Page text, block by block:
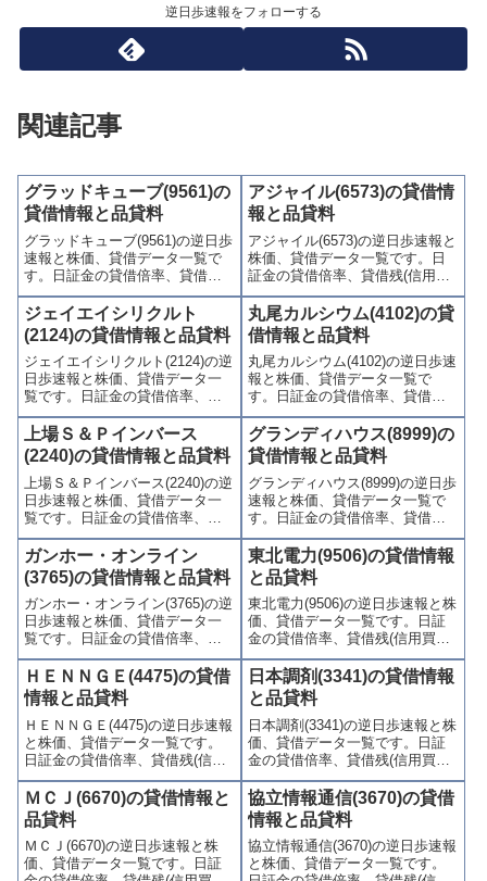
逆日歩速報をフォローする
関連記事
グラッドキューブ(9561)の
貸借情報と品貸料
グラッドキューブ(9561)の逆日歩
速報と株価、貸借データ一覧で
す。日証金の貸借倍率、貸借残
(信用買残、信用売残)、品貸料
(逆日歩)、東証の週末残高、規制
(注意喚起・申込停止)など、空売
り関連情報を集計し、図解でわ
かりやすくまとめて掲載してい
ます。
アジャイル(6573)の貸借情
報と品貸料
アジャイル(6573)の逆日歩速報と
株価、貸借データ一覧です。日
証金の貸借倍率、貸借残(信用買
残、信用売残)、品貸料(逆日
歩)、東証の週末残高、規制(注意
喚起・申込停止)など、空売り関
連情報を集計し、図解でわかり
やすくまとめて掲載していま
す。
ジェイエイシリクルト
(2124)の貸借情報と品貸料
ジェイエイシリクルト(2124)の逆
日歩速報と株価、貸借データ一
覧です。日証金の貸借倍率、貸
借残(信用買残、信用売残)、品貸
料(逆日歩)、東証の週末残高、規
制(注意喚起・申込停止)など、空
売り関連情報を集計し、図解で
わかりやすくまとめて掲載して
います。
丸尾カルシウム(4102)の貸
借情報と品貸料
丸尾カルシウム(4102)の逆日歩速
報と株価、貸借データ一覧で
す。日証金の貸借倍率、貸借残
(信用買残、信用売残)、品貸料
(逆日歩)、東証の週末残高、規制
(注意喚起・申込停止)など、空売
り関連情報を集計し、図解でわ
かりやすくまとめて掲載してい
ます。
上場Ｓ＆Ｐインバース
(2240)の貸借情報と品貸料
上場Ｓ＆Ｐインバース(2240)の逆
日歩速報と株価、貸借データ一
覧です。日証金の貸借倍率、貸
借残(信用買残、信用売残)、品貸
料(逆日歩)、東証の週末残高、規
制(注意喚起・申込停止)など、空
売り関連情報を集計し、図解で
わかりやすくまとめて掲載して
います。
グランディハウス(8999)の
貸借情報と品貸料
グランディハウス(8999)の逆日歩
速報と株価、貸借データ一覧で
す。日証金の貸借倍率、貸借残
(信用買残、信用売残)、品貸料
(逆日歩)、東証の週末残高、規制
(注意喚起・申込停止)など、空売
り関連情報を集計し、図解でわ
かりやすくまとめて掲載してい
ます。
ガンホー・オンライン
(3765)の貸借情報と品貸料
ガンホー・オンライン(3765)の逆
日歩速報と株価、貸借データ一
覧です。日証金の貸借倍率、貸
借残(信用買残、信用売残)、品貸
料(逆日歩)、東証の週末残高、規
制(注意喚起・申込停止)など、空
売り関連情報を集計し、図解で
わかりやすくまとめて掲載して
います。
東北電力(9506)の貸借情報
と品貸料
東北電力(9506)の逆日歩速報と株
価、貸借データ一覧です。日証
金の貸借倍率、貸借残(信用買
残、信用売残)、品貸料(逆日
歩)、東証の週末残高、規制(注意
喚起・申込停止)など、空売り関
連情報を集計し、図解でわかり
やすくまとめて掲載していま
す。
ＨＥＮＮＧＥ(4475)の貸借
情報と品貸料
ＨＥＮＮＧＥ(4475)の逆日歩速報
と株価、貸借データ一覧です。
日証金の貸借倍率、貸借残(信用
買残、信用売残)、品貸料(逆日
歩)、東証の週末残高、規制(注意
喚起・申込停止)など、空売り関
連情報を集計し、図解でわかり
やすくまとめて掲載していま
す。
日本調剤(3341)の貸借情報
と品貸料
日本調剤(3341)の逆日歩速報と株
価、貸借データ一覧です。日証
金の貸借倍率、貸借残(信用買
残、信用売残)、品貸料(逆日
歩)、東証の週末残高、規制(注意
喚起・申込停止)など、空売り関
連情報を集計し、図解でわかり
やすくまとめて掲載していま
す。
ＭＣＪ(6670)の貸借情報と
品貸料
ＭＣＪ(6670)の逆日歩速報と株
価、貸借データ一覧です。日証
協立情報通信(3670)の貸借
情報と品貸料
協立情報通信(3670)の逆日歩速報
と株価、貸借データ一覧です。